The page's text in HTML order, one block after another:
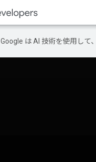
Google は AI 技術を使用して